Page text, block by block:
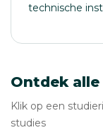
technische
Ontdek
Klik op een
studies